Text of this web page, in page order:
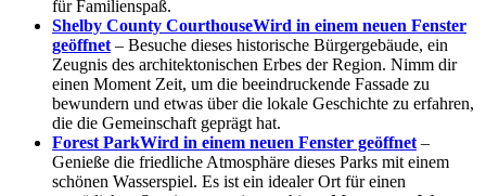
für Familienspaß.
Shelby County CourthouseWird in einem neuen Fenster
geöffnet – Besuche dieses historische Bürgergebäude, ein
Zeugnis des architektonischen Erbes der Region. Nimm dir
einen Moment Zeit, um die beeindruckende Fassade zu
bewundern und etwas über die lokale Geschichte zu erfahren,
die die Gemeinschaft geprägt hat.
Forest ParkWird in einem neuen Fenster geöffnet –
Genieße die friedliche Atmosphäre dieses Parks mit einem
schönen Wasserspiel. Es ist ein idealer Ort für einen